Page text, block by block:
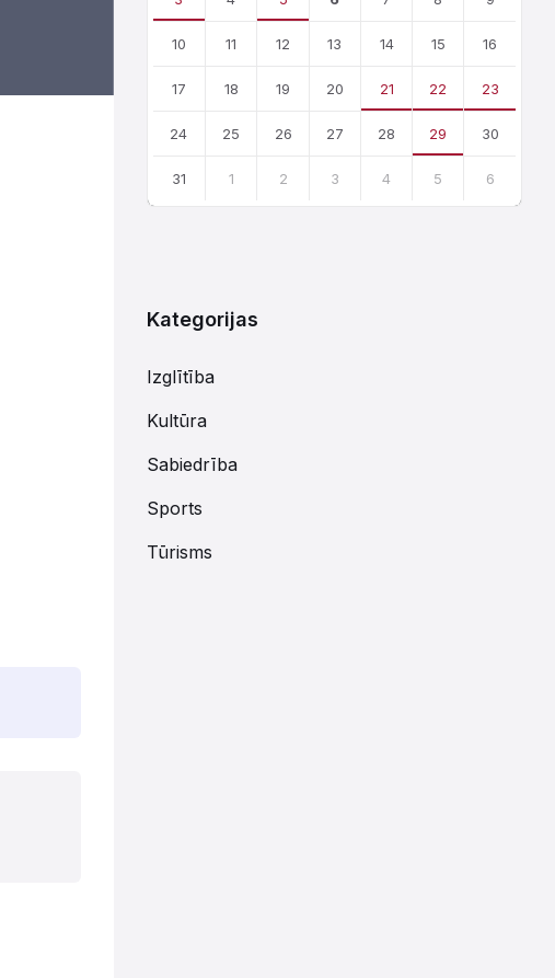
10 11 12 13 14 15 16
17 18 19 20 21 22 23
24 25 26 27 28 29 30
31 1 2 3 4 5 6
Kategorijas
Izglītība
Kultūra
Sabiedrība
Sports
Tūrisms